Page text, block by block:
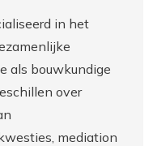
in het
als bouwkundige
over
mediation